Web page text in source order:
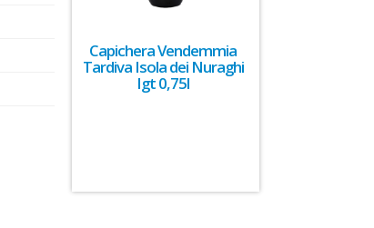
Capichera Vendemmia
Tardiva Isola dei Nuraghi
Igt 0,75l